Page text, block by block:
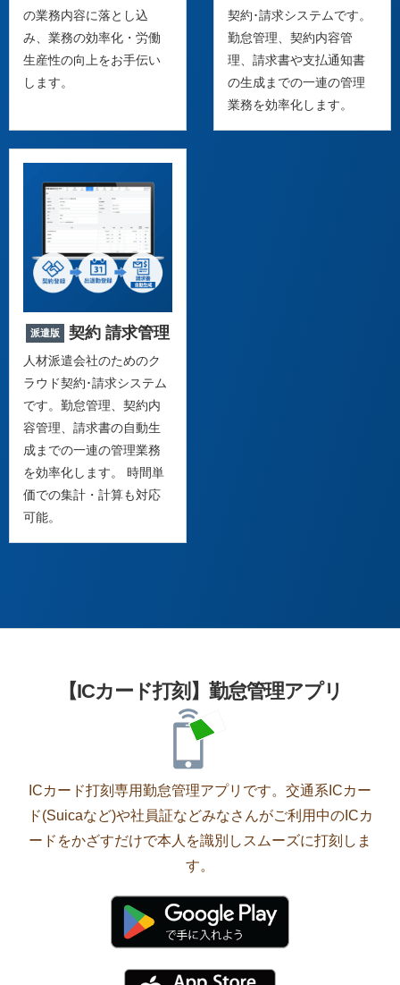
の業務内容に落とし込
み、業務の効率化・労働
生産性の向上をお手伝い
します。
契約･請求システムです。
勤怠管理、契約内容管
理、請求書や支払通知書
の生成までの一連の管理
業務を効率化します。
派遣版 契約 請求管理
人材派遣会社のためのク
ラウド契約･請求システム
です。勤怠管理、契約内
容管理、請求書の自動生
成までの一連の管理業務
を効率化します。 時間単
価での集計・計算も対応
可能。
【ICカード打刻】勤怠管理アプリ
ICカード打刻専用勤怠管理アプリです。交通系ICカー
ド(Suicaなど)や社員証などみなさんがご利用中のICカ
ードをかざすだけで本人を識別しスムーズに打刻しま
す。